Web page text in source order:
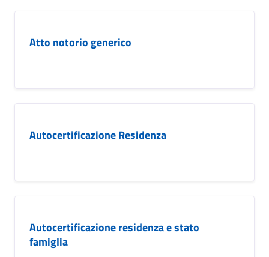
Atto notorio generico
Autocertificazione Residenza
Autocertificazione residenza e stato
famiglia